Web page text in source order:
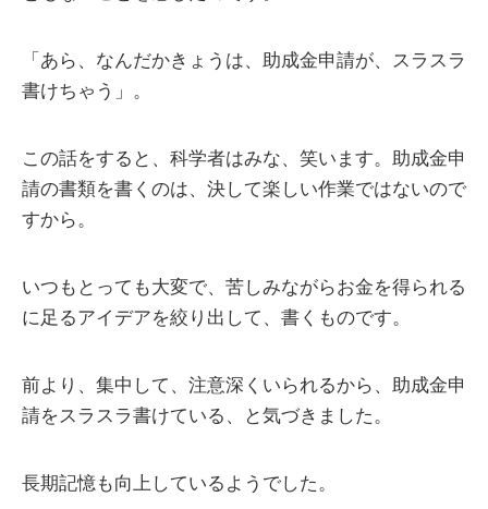
「あら、なんだかきょうは、助成金申請が、スラスラ
書けちゃう」。
この話をすると、科学者はみな、笑います。助成金申
請の書類を書くのは、決して楽しい作業ではないので
すから。
いつもとっても大変で、苦しみながらお金を得られる
に足るアイデアを絞り出して、書くものです。
前より、集中して、注意深くいられるから、助成金申
請をスラスラ書けている、と気づきました。
長期記憶も向上しているようでした。